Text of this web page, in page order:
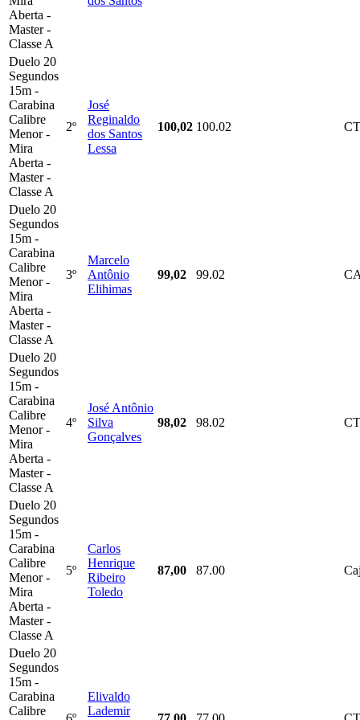
Aberta -
Master -
Classe A
Duelo 20
Segundos
15m -
Carabina
Calibre
Menor -
Mira
Aberta -
Master -
Classe A
2º
José
Reginaldo
dos Santos
Lessa
100,02 100.02
Duelo 20
Segundos
15m -
Carabina
Calibre
Menor -
Mira
Aberta -
Master -
Classe A
3º
Marcelo
Antônio
Elihimas
99,02 99.02
Duelo 20
Segundos
15m -
Carabina
Calibre
Menor -
Mira
Aberta -
Master -
Classe A
4º
José Antônio
Silva
Gonçalves
98,02 98.02
Duelo 20
Segundos
15m -
Carabina
Calibre
Menor -
Mira
Aberta -
Master -
Classe A
5º
Carlos
Henrique
Ribeiro
Toledo
87,00 87.00
Duelo 20
Segundos
15m -
Carabina
Calibre
Elivaldo
Lademir